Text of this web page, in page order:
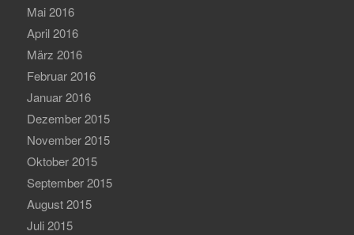
Mai 2016
April 2016
März 2016
Februar 2016
Januar 2016
Dezember 2015
November 2015
Oktober 2015
September 2015
August 2015
Juli 2015